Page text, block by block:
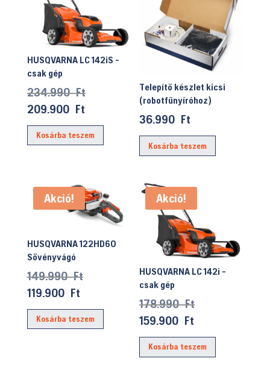
HUSQVARNA LC 142iS -
csak gép
234.990FtOriginal
was:
234.990 Ft.
209.900 FtCurrent
price
is:
209.900 Ft.
Kosárba teszem
Telepítő készlet kicsi
(robotfűnyíróhoz)
36.990 Ft
Kosárba teszem
Akció!
HUSQVARNA 122HD60
Sövényvágó
149.990FtOriginal
was:
149.990 Ft.
119.900 FtCurrent
price
is:
Kosárba teszem
Akció!
HUSQVARNA LC 142i -
csak gép
178.990FtOriginal
was:
178.990 Ft.
159.900 Ft
price
is:
Kosárba teszem